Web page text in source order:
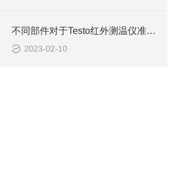
不同部件对于Testo红外测温仪准确性有重要意义
2023-02-10